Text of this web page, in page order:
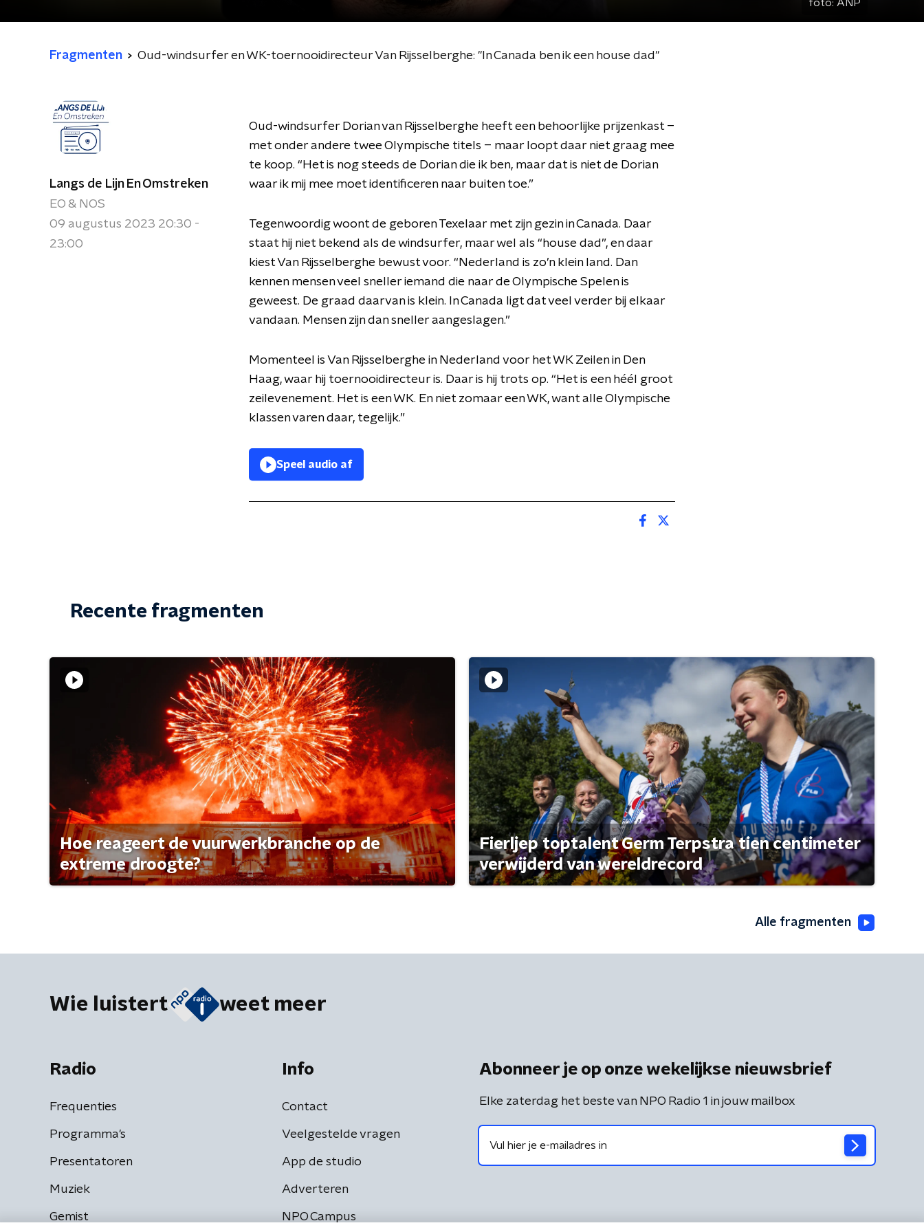
foto: ANP
Fragmenten Oud-windsurfer en WK-toernooidirecteur Van Rijsselberghe: "In Canada ben ik een house dad"
Langs de Lijn En Omstreken
EO & NOS
09 augustus 2023 20:30 -
23:00
Oud-windsurfer Dorian van Rijsselberghe heeft een behoorlijke prijzenkast –
met onder andere twee Olympische titels – maar loopt daar niet graag mee
te koop. “Het is nog steeds de Dorian die ik ben, maar dat is niet de Dorian
waar ik mij mee moet identificeren naar buiten toe.”
Tegenwoordig woont de geboren Texelaar met zijn gezin in Canada. Daar
staat hij niet bekend als de windsurfer, maar wel als “house dad”, en daar
kiest Van Rijsselberghe bewust voor. “Nederland is zo’n klein land. Dan
kennen mensen veel sneller iemand die naar de Olympische Spelen is
geweest. De graad daarvan is klein. In Canada ligt dat veel verder bij elkaar
vandaan. Mensen zijn dan sneller aangeslagen.”
Momenteel is Van Rijsselberghe in Nederland voor het WK Zeilen in Den
Haag, waar hij toernooidirecteur is. Daar is hij trots op. “Het is een héél groot
zeilevenement. Het is een WK. En niet zomaar een WK, want alle Olympische
klassen varen daar, tegelijk.”
Speel audio af
Recente fragmenten
Hoe reageert de vuurwerkbranche op de
extreme droogte?
Fierljep toptalent Germ Terpstra tien centimeter
verwijderd van wereldrecord
Alle fragmenten
Wie luistert weet meer
Radio
Frequenties
Programma's
Presentatoren
Muziek
Gemist
Info
Contact
Veelgestelde vragen
App de studio
Adverteren
NPO Campus
Abonneer je op onze wekelijkse nieuwsbrief
Elke zaterdag het beste van NPO Radio 1 in jouw mailbox